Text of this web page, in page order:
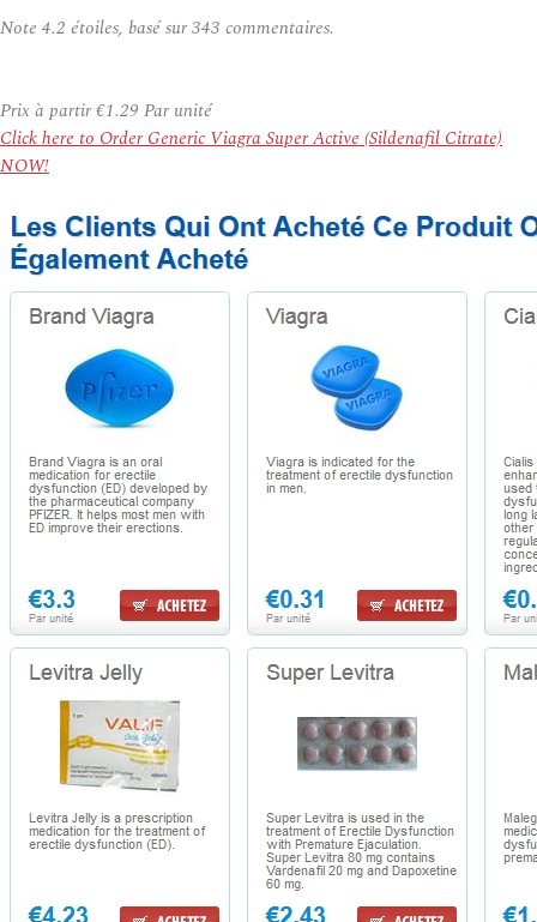
Note 4.2 étoiles, basé sur343 commentaires.
Prix à partir€1.29 Par unité
Click here to Order Generic Viagra Super Active (Sildenafil Citrate)
NOW!